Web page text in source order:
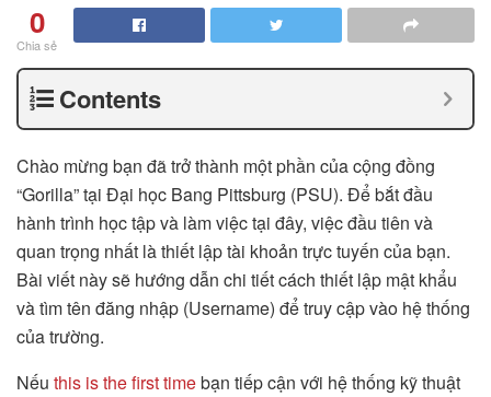
0
Chia sẻ
Contents
Chào mừng bạn đã trở thành một phần của cộng đồng
“Gorilla” tại Đại học Bang Pittsburg (PSU). Để bắt đầu
hành trình học tập và làm việc tại đây, việc đầu tiên và
quan trọng nhất là thiết lập tài khoản trực tuyến của bạn.
Bài viết này sẽ hướng dẫn chi tiết cách thiết lập mật khẩu
và tìm tên đăng nhập (Username) để truy cập vào hệ thống
của trường.
Nếu this is the first timebạn tiếp cận với hệ thống kỹ thuật